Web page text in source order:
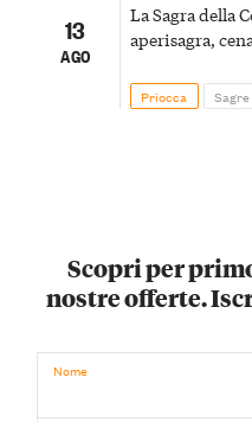
13
AGO
La Sagra della
aperisagra,
Priocca
Scopri per
nostre offerte.
Nome